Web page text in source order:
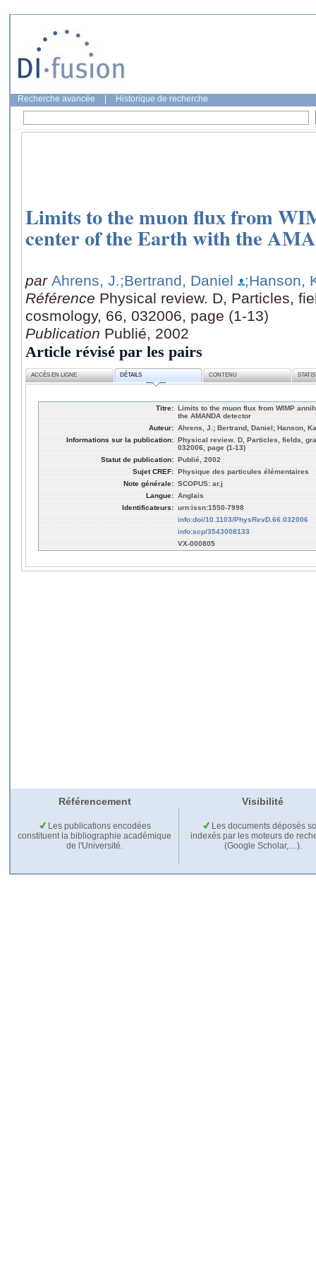
Recherche avancée Historique de recherche
Limits to the muon flux from
center of the Earth with the
par Ahrens, J.;Bertrand, Daniel
;Hanson,
Référence Physical review. D, Particles,
cosmology, 66, 032006, page (1-13)
Publication Publié, 2002
Article révisé par les pairs
ACCÈS EN LIGNE DÉTAILS CONTENU
Titre: Limits to the muon flux from WIMP
the AMANDA detector
Auteur: Ahrens, J.; Bertrand, Daniel; Hanson,
Informations sur la publication: Physical review. D, Particles, fields,
032006, page (1-13)
Statut de publication: Publié, 2002
Sujet CREF: Physique des particules élémentaires
Note générale: SCOPUS: ar.j
Langue: Anglais
Identificateurs: urn:issn:1550-7998
info:doi/10.1103/PhysRevD.66.032006
info:scp/3543008133
VX-000805
Référencement Visibilité
Les publications encodées
constituent la bibliographie académique
de l'Université.
Les documents déposés
indexés par les moteurs de
(Google Scholar,…).